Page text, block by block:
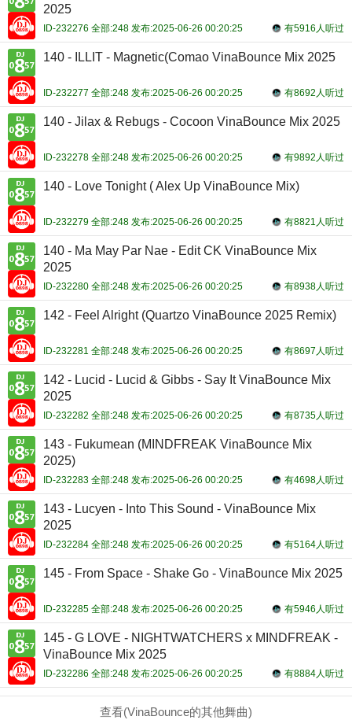
2025
有5916人听过
ID-232276 全部:248 发布:2025-06-26 00:20:25
140 - ILLIT - Magnetic(Comao VinaBounce Mix 2025
有8692人听过
ID-232277 全部:248 发布:2025-06-26 00:20:25
140 - Jilax & Rebugs - Cocoon VinaBounce Mix 2025
有9892人听过
ID-232278 全部:248 发布:2025-06-26 00:20:25
140 - Love Tonight ( Alex Up VinaBounce Mix)
有8821人听过
ID-232279 全部:248 发布:2025-06-26 00:20:25
140 - Ma May Par Nae - Edit CK VinaBounce Mix
2025
有8938人听过
ID-232280 全部:248 发布:2025-06-26 00:20:25
142 - Feel Alright (Quartzo VinaBounce 2025 Remix)
有8697人听过
ID-232281 全部:248 发布:2025-06-26 00:20:25
142 - Lucid - Lucid & Gibbs - Say It VinaBounce Mix
2025
有8735人听过
ID-232282 全部:248 发布:2025-06-26 00:20:25
143 - Fukumean (MINDFREAK VinaBounce Mix
2025)
有4698人听过
ID-232283 全部:248 发布:2025-06-26 00:20:25
143 - Lucyen - Into This Sound - VinaBounce Mix
2025
有5164人听过
ID-232284 全部:248 发布:2025-06-26 00:20:25
145 - From Space - Shake Go - VinaBounce Mix 2025
有5946人听过
ID-232285 全部:248 发布:2025-06-26 00:20:25
145 - G LOVE - NIGHTWATCHERS x MINDFREAK -
VinaBounce Mix 2025
有8884人听过
ID-232286 全部:248 发布:2025-06-26 00:20:25
查看(VinaBounce的其他舞曲)